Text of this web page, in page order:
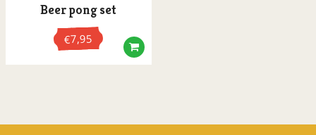
Beer pong set
€7,95